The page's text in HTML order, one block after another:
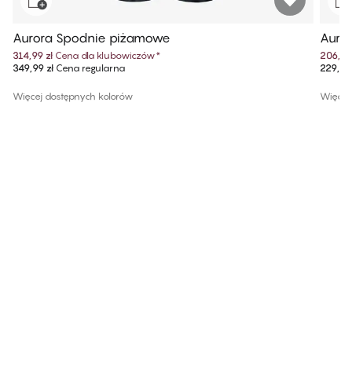
Aurora Spodnie piżamowe
314,99 zł Cena dla klubowiczów*
349,99 złCena regularna
Więcej dostępnych kolorów
206,99
229,99